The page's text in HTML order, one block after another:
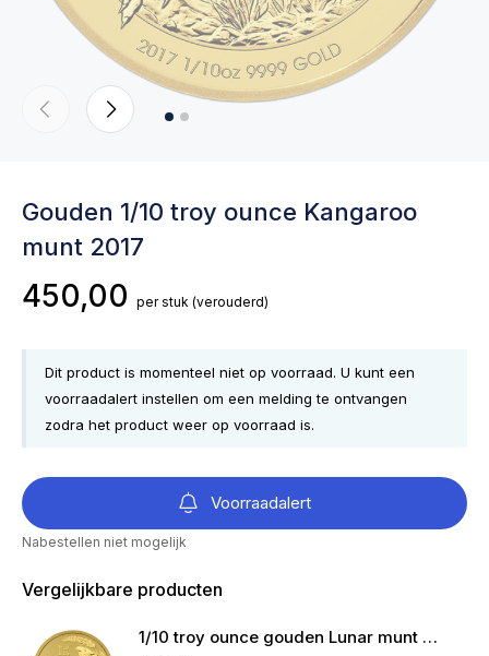
Gouden 1/10 troy ounce Kangaroo
munt 2017
450,00 per stuk (verouderd)
Dit product is momenteel niet op voorraad. U kunt een
voorraadalert instellen om een melding te ontvangen
zodra het product weer op voorraad is.
Voorraadalert
Nabestellen niet mogelijk
Vergelijkbare producten
1/10 troy ounce gouden Lunar munt diverse jaargangen